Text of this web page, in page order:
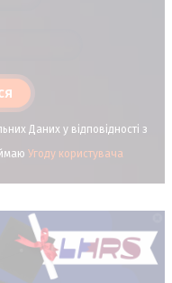
Даних у відповідності з
Угоду користувача